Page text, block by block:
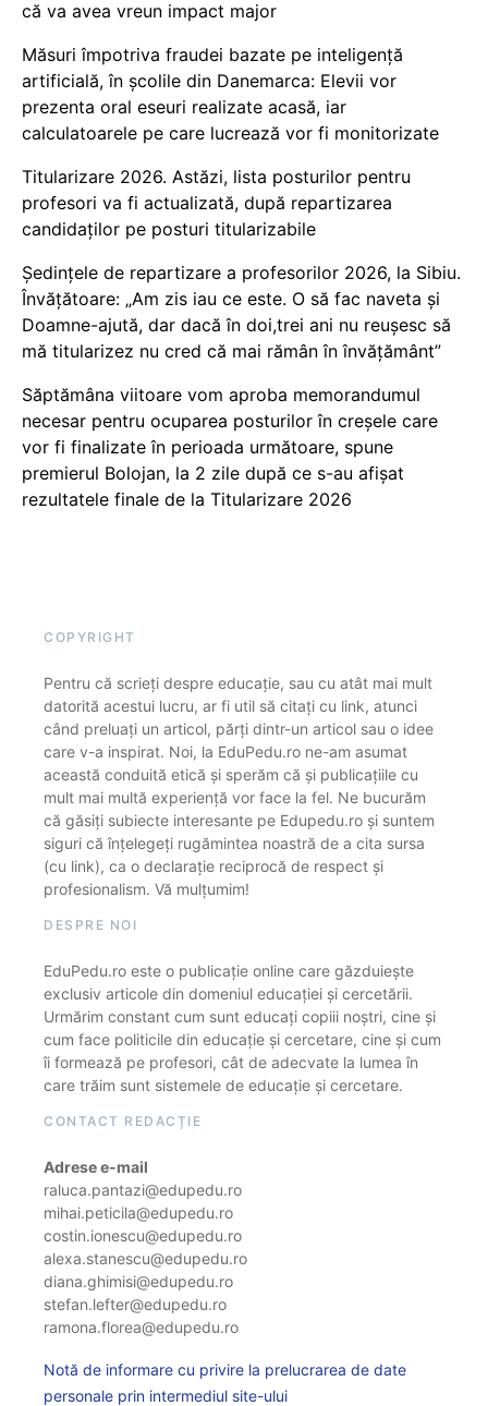
că va avea vreun impact major
Măsuri împotriva fraudei bazate pe inteligență
artificială, în școlile din Danemarca: Elevii vor
prezenta oral eseuri realizate acasă, iar
calculatoarele pe care lucrează vor fi monitorizate
Titularizare 2026. Astăzi, lista posturilor pentru
profesori va fi actualizată, după repartizarea
candidaților pe posturi titularizabile
Ședințele de repartizare a profesorilor 2026, la Sibiu.
Învățătoare: „Am zis iau ce este. O să fac naveta și
Doamne-ajută, dar dacă în doi,trei ani nu reușesc să
mă titularizez nu cred că mai rămân în învățământ”
Săptămâna viitoare vom aproba memorandumul
necesar pentru ocuparea posturilor în creșele care
vor fi finalizate în perioada următoare, spune
premierul Bolojan, la 2 zile după ce s-au afișat
rezultatele finale de la Titularizare 2026
COPYRIGHT
Pentru că scrieți despre educație, sau cu atât mai mult
datorită acestui lucru, ar fi util să citați cu link, atunci
când preluați un articol, părți dintr-un articol sau o idee
care v-a inspirat. Noi, la EduPedu.ro ne-am asumat
această conduită etică și sperăm că și publicațiile cu
mult mai multă experiență vor face la fel. Ne bucurăm
că găsiți subiecte interesante pe Edupedu.ro și suntem
siguri că înțelegeți rugămintea noastră de a cita sursa
(cu link), ca o declarație reciprocă de respect și
profesionalism. Vă mulțumim!
DESPRE NOI
EduPedu.ro este o publicație online care găzduiește
exclusiv articole din domeniul educației și cercetării.
Urmărim constant cum sunt educați copiii noștri, cine și
cum face politicile din educație și cercetare, cine și cum
îi formează pe profesori, cât de adecvate la lumea în
care trăim sunt sistemele de educație și cercetare.
CONTACT REDACȚIE
Adrese e-mail
raluca.pantazi@edupedu.ro
mihai.peticila@edupedu.ro
costin.ionescu@edupedu.ro
alexa.stanescu@edupedu.ro
diana.ghimisi@edupedu.ro
stefan.lefter@edupedu.ro
ramona.florea@edupedu.ro
Notă de informare cu privire la prelucrarea de date
personale prin intermediul site-ului